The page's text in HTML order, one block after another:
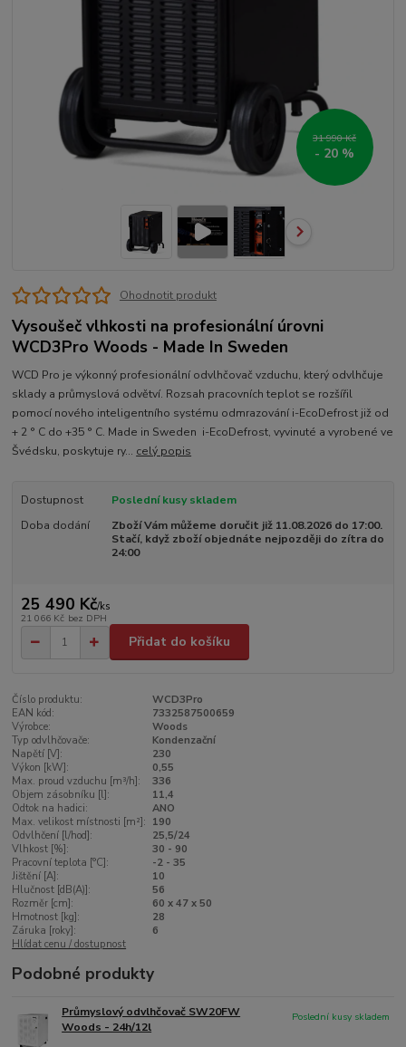
31 990 Kč
- 20 %
Ohodnotit produkt
Vysoušeč vlhkosti na profesionální úrovni
WCD3Pro Woods - Made In Sweden
WCD Pro je výkonný profesionální odvlhčovač vzduchu, který odvlhčuje
sklady a průmyslová odvětví. Rozsah pracovních teplot se rozšířil
pomocí nového inteligentního systému odmrazování i-EcoDefrost již od
+ 2 ° C do +35 ° C. Made in Sweden i-EcoDefrost, vyvinuté a vyrobené ve
Švédsku, poskytuje ry... celý popis
Dostupnost
Poslední kusy skladem
Doba dodání
Zboží Vám můžeme doručit již 11.08.2026 do 17:00.
Stačí, když zboží objednáte nejpozději do zítra do
24:00
25 490 Kč/ks
21 066 Kč bez DPH
Přidat do košíku
Číslo produktu:
WCD3Pro
EAN kód:
7332587500659
Výrobce:
Woods
Typ odvlhčovače:
Kondenzační
Napětí [V]:
230
Výkon [kW]:
0,55
Max. proud vzduchu [m³/h]:
336
Objem zásobníku [l]:
11,4
Odtok na hadici:
ANO
Max. velikost místnosti [m²]: 190
Odvlhčení [l/hod]:
25,5/24
Vlhkost [%]:
30 - 90
Pracovní teplota [°C]:
-2 - 35
Jištění [A]:
10
Hlučnost [dB(A)]:
56
Rozměr [cm]:
60 x 47 x 50
Hmotnost [kg]:
28
Záruka [roky]:
6
Hlídat cenu / dostupnost
Podobné produkty
Průmyslový odvlhčovač SW20FW
Woods - 24h/12l
Poslední kusy skladem